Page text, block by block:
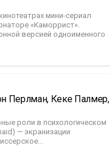
мини-сериал
«Каморрист».
версией одноименного
Перлман, Кеке Палмер,
роли в психологическом
— экранизации